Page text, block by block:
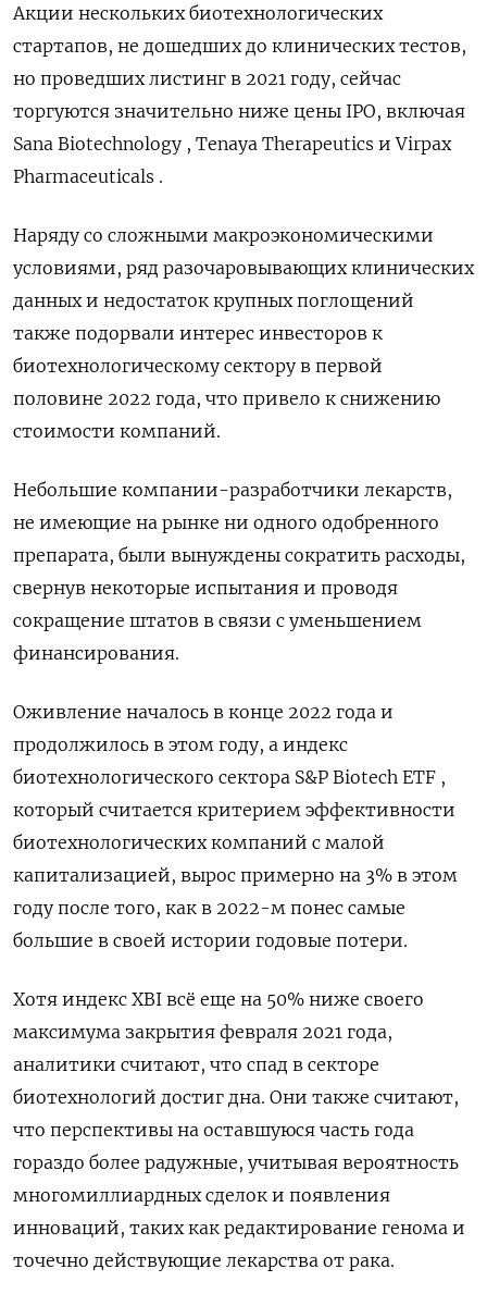
Акции нескольких биотехнологических
стартапов, не дошедших до клинических тестов,
но проведших листинг в 2021 году, сейчас
торгуются значительно ниже цены IPO, включая
Sana Biotechnology , Tenaya Therapeutics и Virpax
Pharmaceuticals .
Наряду со сложными макроэкономическими
условиями, ряд разочаровывающих клинических
данных и недостаток крупных поглощений
также подорвали интерес инвесторов к
биотехнологическому сектору в первой
половине 2022 года, что привело к снижению
стоимости компаний.
Небольшие компании-разработчики лекарств,
не имеющие на рынке ни одного одобренного
препарата, были вынуждены сократить расходы,
свернув некоторые испытания и проводя
сокращение штатов в связи с уменьшением
финансирования.
Оживление началось в конце 2022 года и
продолжилось в этом году, а индекс
биотехнологического сектора S&P Biotech ETF ,
который считается критерием эффективности
биотехнологических компаний с малой
капитализацией, вырос примерно на 3% в этом
году после того, как в 2022-м понес самые
большие в своей истории годовые потери.
Хотя индекс XBI всё еще на 50% ниже своего
максимума закрытия февраля 2021 года,
аналитики считают, что спад в секторе
биотехнологий достиг дна. Они также считают,
что перспективы на оставшуюся часть года
гораздо более радужные, учитывая вероятность
многомиллиардных сделок и появления
инноваций, таких как редактирование генома и
точечно действующие лекарства от рака.